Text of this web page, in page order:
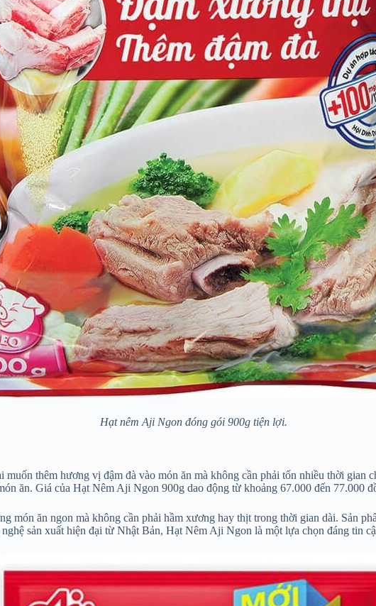
Hạt nêm Aji Ngon đóng gói 900g tiện lợi.
thêm hương vị đậm đà vào món ăn mà không cần phải tốn nhiều thời gian
ăn. Giá của Hạt Nêm Aji Ngon 900g dao động từ khoảng 67.000 đến 77.000
món ăn ngon mà không cần phải hầm xương hay thịt trong thời gian dài. Sản
sản xuất hiện đại từ Nhật Bản, Hạt Nêm Aji Ngon là một lựa chọn đáng tin